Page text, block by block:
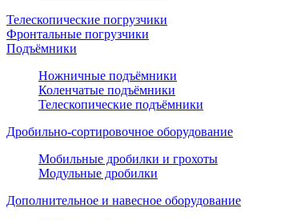
Телескопические погрузчики
Фронтальные погрузчики
Подъёмники
Ножничные подъёмники
Коленчатые подъёмники
Телескопические подъёмники
Дробильно-сортировочное оборудование
Мобильные дробилки и грохоты
Модульные дробилки
Дополнительное и навесное оборудование